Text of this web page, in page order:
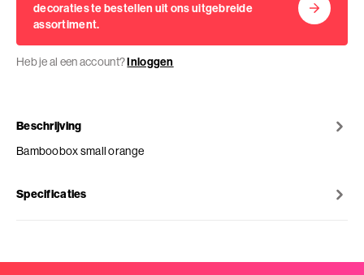
decoraties te bestellen uit ons uitgebreide
assortiment.
Heb je al een account?Inloggen
Beschrijving
Bamboobox small orange
Specificaties